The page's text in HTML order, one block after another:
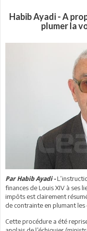
Habib Ayadi - A
plumer la
Par Habib Ayadi -
finances de Louis XIV à ses
impôts est clairement
de contrainte en plumant les
Cette procédure a été